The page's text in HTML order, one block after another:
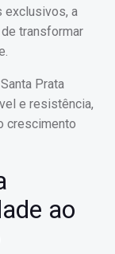
exclusivos, a
transformar
Prata
e resistência,
crescimento
ao